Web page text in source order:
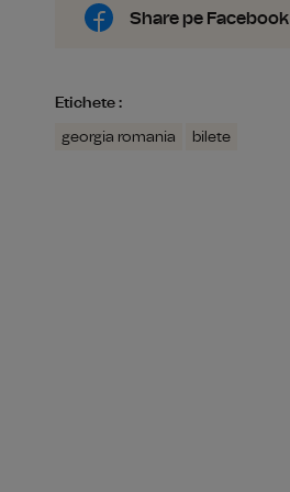
Share pe Facebook
Etichete :
georgia romania bilete